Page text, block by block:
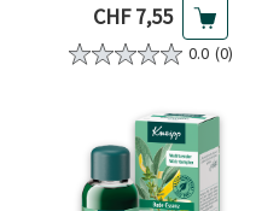
Prix actuel
CHF 7,55
0.0 (0)